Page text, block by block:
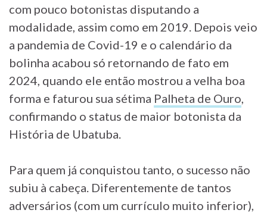
com pouco botonistas disputando a
modalidade, assim como em 2019. Depois veio
a pandemia de Covid-19 e o calendário da
bolinha acabou só retornando de fato em
2024, quando ele então mostrou a velha boa
forma e faturou sua sétima Palheta de Ouro
confirmando o status de maior botonista da
História de Ubatuba.
Para quem já conquistou tanto, o sucesso não
subiu à cabeça. Diferentemente de tantos
adversários (com um currículo muito inferior),